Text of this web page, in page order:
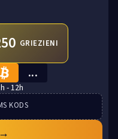
GRIEZIENI
...
- 12h
KODS